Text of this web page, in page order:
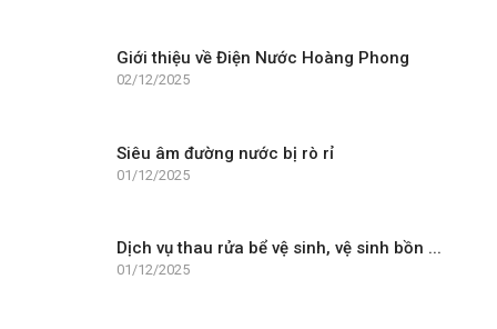
Giới thiệu về Điện Nước Hoàng Phong
02/12/2025
Siêu âm đường nước bị rò rỉ
01/12/2025
Dịch vụ thau rửa bể vệ sinh, vệ sinh bồn ...
01/12/2025